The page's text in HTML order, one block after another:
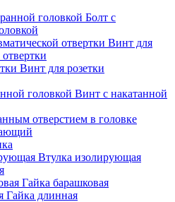
Болт с
Винт для
Винт для розетки
Винт с накатанной
отверстием в головке
Втулка изолирующая
Гайка барашковая
Гайка длинная